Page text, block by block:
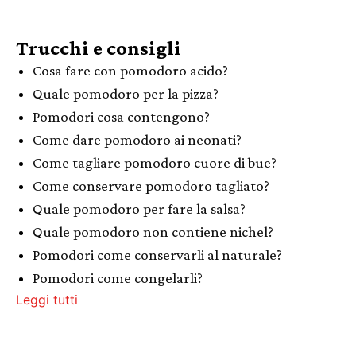
Trucchi e consigli
Cosa fare con pomodoro acido?
Quale pomodoro per la pizza?
Pomodori cosa contengono?
Come dare pomodoro ai neonati?
Come tagliare pomodoro cuore di bue?
Come conservare pomodoro tagliato?
Quale pomodoro per fare la salsa?
Quale pomodoro non contiene nichel?
Pomodori come conservarli al naturale?
Pomodori come congelarli?
Leggi tutti